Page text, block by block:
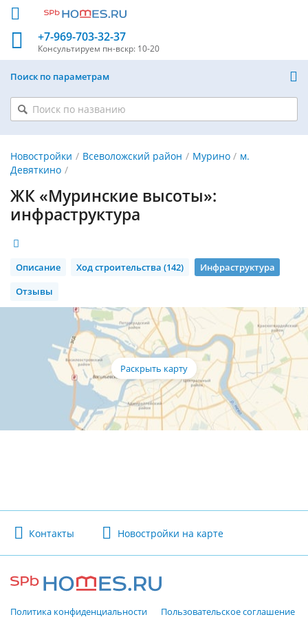
+7-969-703-32-37
Консультируем пн-вскр: 10-20
Поиск по параметрам
Новостройки Всеволожский район Мурино
м.
Девяткино
ЖК «Муринские высоты»:
инфраструктура
Описание Ход строительства (142)
Инфраструктура
Отзывы
Контакты Новостройки на карте
Политика конфиденциальности Пользовательское соглашение